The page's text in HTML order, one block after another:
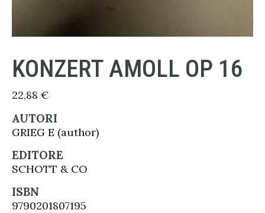
KONZERT AMOLL OP 16
22,88 €
AUTORI
GRIEG E (author)
EDITORE
SCHOTT & CO
ISBN
9790201807195